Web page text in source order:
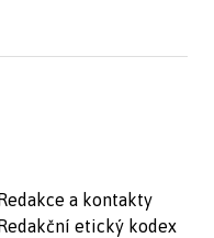
Redakce a kontakty
Redakční etický kodex